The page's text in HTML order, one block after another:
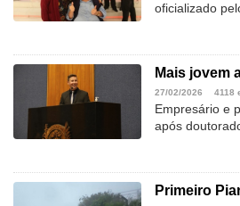
oficializado
Mais jovem
27/02/2026 4118
Empresário e
após
Primeiro